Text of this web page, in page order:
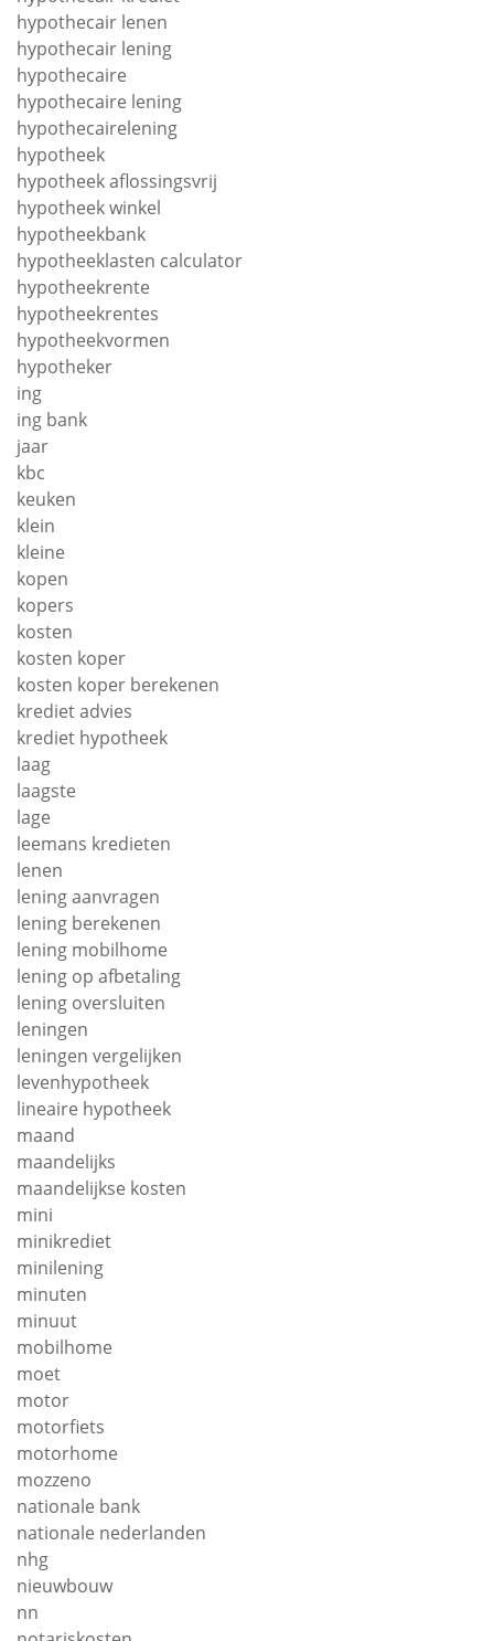
hypothecair lenen
hypothecair lening
hypothecaire
hypothecaire lening
hypothecairelening
hypotheek
hypotheek aflossingsvrij
hypotheek winkel
hypotheekbank
hypotheeklasten calculator
hypotheekrente
hypotheekrentes
hypotheekvormen
hypotheker
ing
ing bank
jaar
kbc
keuken
klein
kleine
kopen
kopers
kosten
kosten koper
kosten koper berekenen
krediet advies
krediet hypotheek
laag
laagste
lage
leemans kredieten
lenen
lening aanvragen
lening berekenen
lening mobilhome
lening op afbetaling
lening oversluiten
leningen
leningen vergelijken
levenhypotheek
lineaire hypotheek
maand
maandelijks
maandelijkse kosten
mini
minikrediet
minilening
minuten
minuut
mobilhome
moet
motor
motorfiets
motorhome
mozzeno
nationale bank
nationale nederlanden
nhg
nieuwbouw
nn